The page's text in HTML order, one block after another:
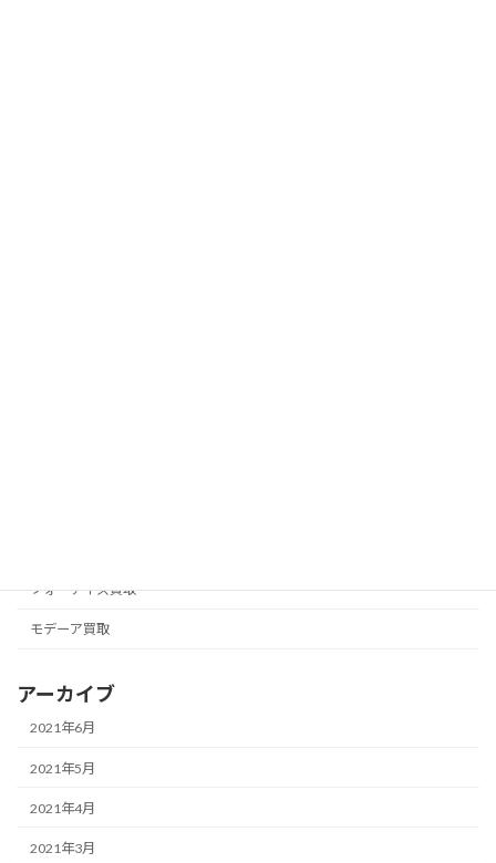
フォーデイズ買取
モデーア買取
アーカイブ
2021年6月
2021年5月
2021年4月
2021年3月